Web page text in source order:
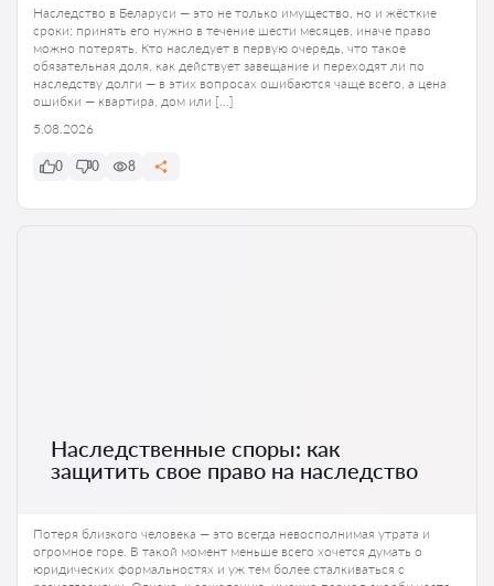
Наследство в Беларуси — это не только имущество, но и жёсткие
сроки: принять его нужно в течение шести месяцев, иначе право
можно потерять. Кто наследует в первую очередь, что такое
обязательная доля, как действует завещание и переходят ли по
наследству долги — в этих вопросах ошибаются чаще всего, а цена
ошибки — квартира, дом или […]
5.08.2026
0 0 8
Наследственные споры: как
защитить свое право на наследство
Потеря близкого человека — это всегда невосполнимая утрата и
огромное горе. В такой момент меньше всего хочется думать о
юридических формальностях и уж тем более сталкиваться с